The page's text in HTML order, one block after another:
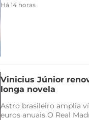
Há 14 horas
Vinicius Júnior
longa novela
Astro brasileiro amplia
euros anuais O Real